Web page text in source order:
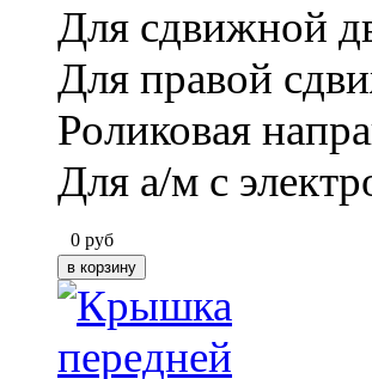
Для сдвижной
Для правой
Роликовая
Для а/м с
0 руб